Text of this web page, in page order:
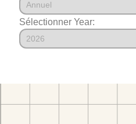
Sélectionner Year: